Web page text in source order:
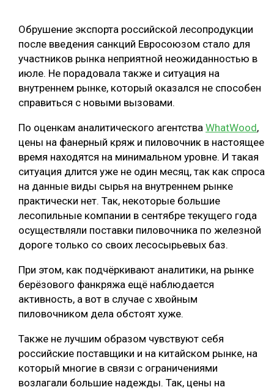
ЛЕСОВОССТАНОВЛЕНИЕ И ЗАЩИТА
ЛОГИСТИКА
ПРОИЗВОДСТВО ДРЕВЕСНЫХ ПЛИТ
ЦБП
КОМПЛЕКСНАЯ ПЕРЕРАБОТКА
ЛЕСОПИЛЕНИЕ
ДЕРЕВЯННОЕ ДОМОСТРОЕНИЕ
БЕЗОПАСНОЕ ПРОИЗВОДСТВО
СОРТИРОВКА ДРЕВЕСИНЫ
СУШКА ДРЕВЕСИНЫ
МЕБЕЛЬНОЕ ПРОИЗВОДСТВО
ТЕМАТИЧЕСКИЕ ПРОЕКТЫ
ПОДБОРКИ СТАТЕЙ
Обрушение экспорта российской лесопродукции
после введения санкций Евросоюзом стало для
участников рынка неприятной неожиданностью в
июле. Не порадовала также и ситуация на
внутреннем рынке, который оказался не способен
справиться с новыми вызовами.
По оценкам аналитического агентства WhatWood,
цены на фанерный кряж и пиловочник в настоящее
время находятся на минимальном уровне. И такая
ситуация длится уже не один месяц, так как спроса
на данные виды сырья на внутреннем рынке
практически нет. Так, некоторые большие
лесопильные компании в сентябре текущего года
осуществляли поставки пиловочника по железной
дороге только со своих лесосырьевых баз.
При этом, как подчёркивают аналитики, на рынке
берёзового фанкряжа ещё наблюдается
активность, а вот в случае с хвойным
пиловочником дела обстоят хуже.
Также не лучшим образом чувствуют себя
российские поставщики и на китайском рынке, на
который многие в связи с ограничениями
возлагали большие надежды. Так, цены на